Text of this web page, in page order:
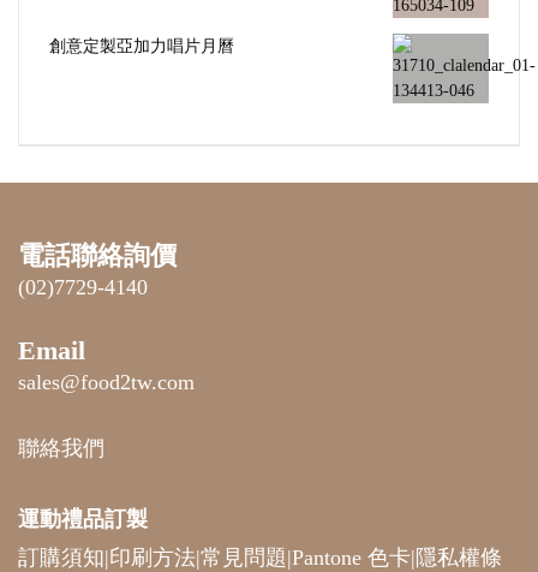
創意定製亞加力唱片月曆
電話聯絡詢價
(02)7729-4140
Email
sales@food2tw.com
聯絡我們
運動禮品訂製
訂購須知|印刷方法|常見問題|Pantone 色卡| 隱私權條